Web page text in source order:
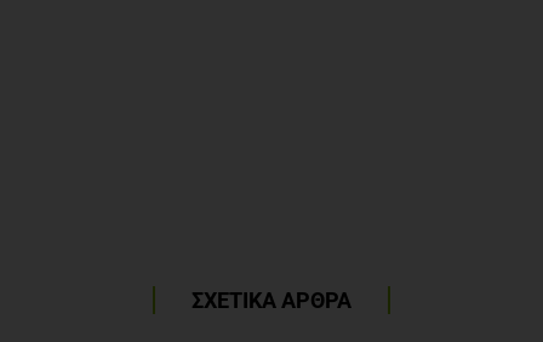
ΣΧΕΤΙΚΑ ΑΡΘΡΑ